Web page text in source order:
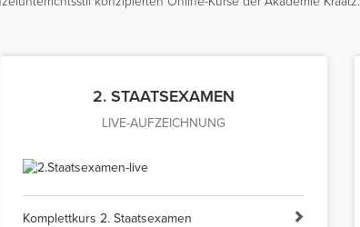
2. STAATSEXAMEN
LIVE-AUFZEICHNUNG
Komplettkurs 2. Staatsexamen